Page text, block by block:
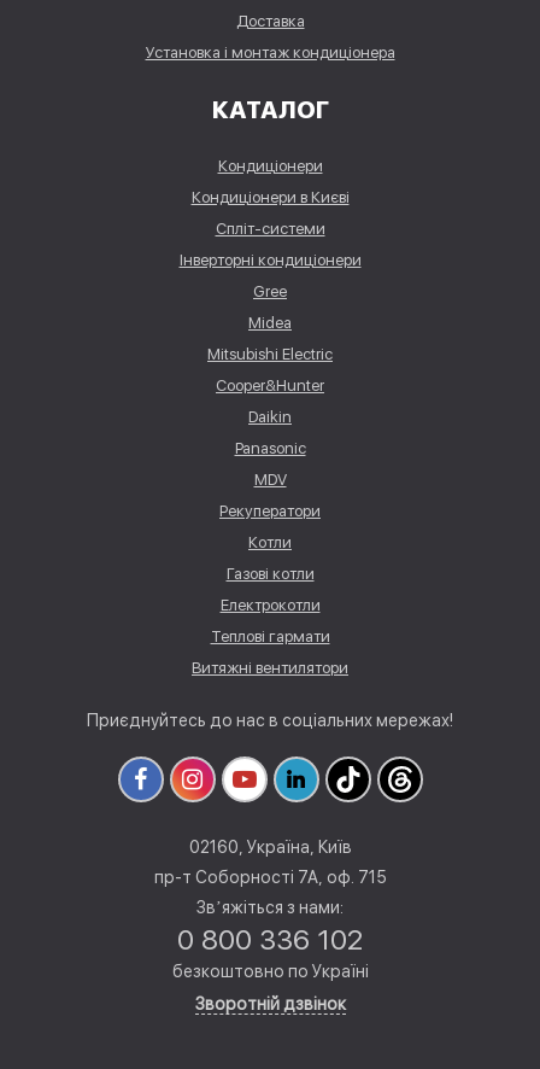
Доставка
Установка і монтаж кондиціонера
КАТАЛОГ
Кондиціонери
Кондиціонери в Києві
Спліт-системи
Інверторні кондиціонери
Gree
Midea
Mitsubishi Electric
Cooper&Hunter
Daikin
Panasonic
MDV
Рекуператори
Котли
Газові котли
Електрокотли
Теплові гармати
Витяжні вентилятори
Приєднуйтесь до нас в соціальних мережах!
02160, Україна, Київ
пр-т Соборності 7А, оф. 715
Звʼяжіться з нами:
0 800 336 102
безкоштовно по Україні
Зворотній дзвінок